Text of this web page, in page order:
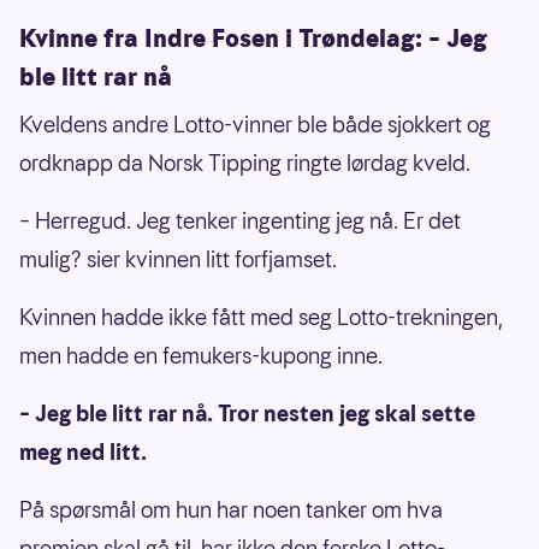
Kvinne fra Indre Fosen i Trøndelag: – Jeg
ble litt rar nå
Kveldens andre Lotto-vinner ble både sjokkert og
ordknapp da Norsk Tipping ringte lørdag kveld.
– Herregud. Jeg tenker ingenting jeg nå. Er det
mulig? sier kvinnen litt forfjamset.
Kvinnen hadde ikke fått med seg Lotto-trekningen,
men hadde en femukers-kupong inne.
– Jeg ble litt rar nå. Tror nesten jeg skal sette
meg ned litt.
På spørsmål om hun har noen tanker om hva